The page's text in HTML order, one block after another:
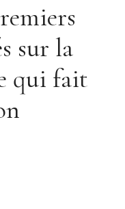
sur la
qui fait